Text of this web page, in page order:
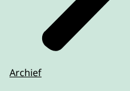
Archief